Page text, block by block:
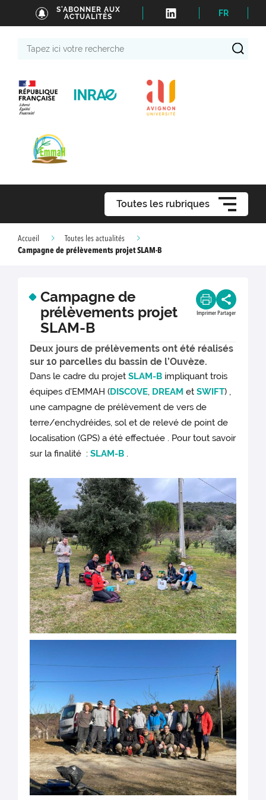
S'ABONNER AUX
ACTUALITÉS
FR
Toutes les rubriques
Accueil
Toutes les actualités
Campagne de prélèvements projet SLAM-B
Campagne de
prélèvements projet
SLAM-B
Imprimer Partager
Deux jours de prélèvements ont été réalisés
sur 10 parcelles du bassin de l’Ouvèze.
Dans le cadre du projet SLAM-B impliquant trois
équipes d'EMMAH (DISCOVE, DREAM etSWIFT) ,
une campagne de prélèvement de vers de
terre/enchydréides, sol et de relevé de point de
localisation (GPS) a été effectuée . Pour tout savoir
sur la finalité :SLAM-B .